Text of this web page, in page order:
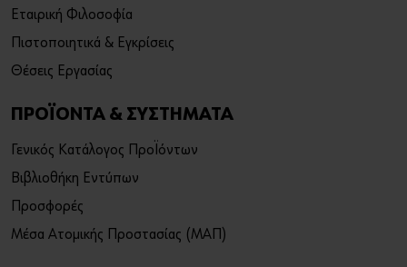
Εταιρική Φιλοσοφία
Πιστοποιητικά & Εγκρίσεις
Θέσεις Εργασίας
ΠΡΟΪΟΝΤΑ & ΣΥΣΤΗΜΑΤΑ
Γενικός Κατάλογος Προϊόντων
Βιβλιοθήκη Εντύπων
Προσφορές
Μέσα Ατομικής Προστασίας (ΜΑΠ)